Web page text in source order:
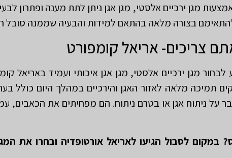
מגן ירכיים אלסטי, מגן אגן ניתן לתת מענה ופתרון
להתאימם בצורה מלאה בהתאם למידות והבעיה שממנה סובל
צריכים- אריאל קומפורט
מגן ירכיים אלסטי, מגן אגן איכותי ועמיד באריאל
תמיכה מלאה לאזור האגן והירכיים במהלך היום כולל
ניתוח אגן או בטרם ניתוח. הם מפחיתים את הכאבים,
במקום לסבול הגיעו לאריאל אורטופדיה ובחרו את